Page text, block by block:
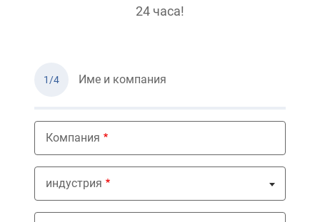
24 часа!
1/4 Име и компания
Компания
индустрия
Nothing selected